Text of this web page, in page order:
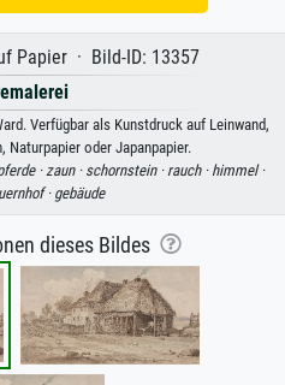
Papier · Bild-ID: 13357
Verfügbar als Kunstdruck auf Leinwand,
Naturpapier oder Japanpapier.
·zaun · schornstein · rauch · himmel ·
· gebäude
dieses Bildes